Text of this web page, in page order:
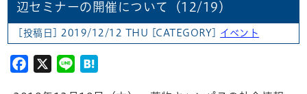
辺セミナーの開催について（12/19）
[投稿日] 2019/12/12 THU [CATEGORY] イベント
Facebook
X Line